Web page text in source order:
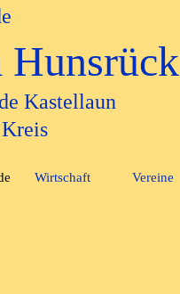
Kastellaun
▼
Wirtschaft ▼
Vereine